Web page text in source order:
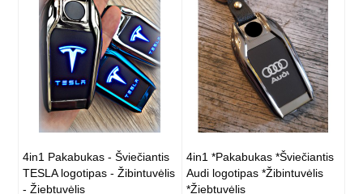
4in1 Pakabukas - Šviečiantis
TESLA logotipas - Žibintuvėlis
- Žiebtuvėlis
4in1 *Pakabukas *Šviečiantis
Audi logotipas *Žibintuvėlis
*Žiebtuvėlis